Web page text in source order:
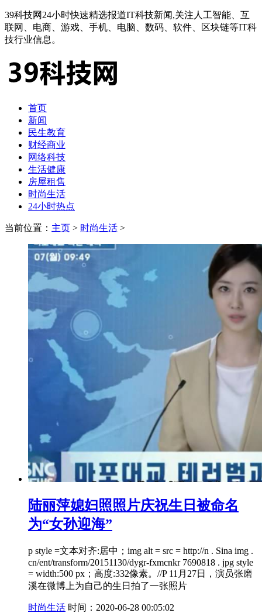
39科技网24小时快速精选报道IT科技新闻,关注人工智能、互
联网、电商、游戏、手机、电脑、数码、软件、区块链等IT科
技行业信息。
首页
新闻
民生教育
财经商业
网络科技
生活健康
房屋租售
时尚生活
24小时热点
当前位置： 主页 > 时尚生活 >
陆丽萍媳妇照照片庆祝生日被命名
为“女孙迎海”
p style =文本对齐:居中；img alt = src = http://n . Sina img .
cn/ent/transform/20151130/dygr-fxmcnkr 7690818 . jpg style
= width:500 px；高度:332像素。//P 11月27日，演员张磨
溪在微博上为自己的生日拍了一张照片
时尚生活 时间：2020-06-28 00:05:02